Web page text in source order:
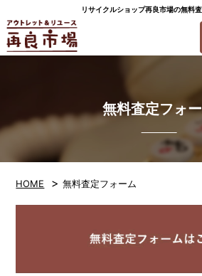
リサイクルショップ再良市場の無料
無料査定フォ
HOME >無料査定フォーム